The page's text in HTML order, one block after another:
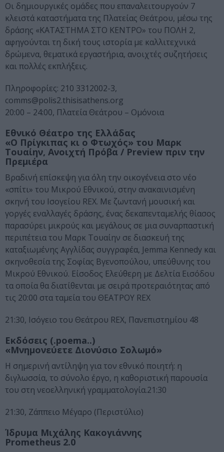
Οι δημιουργικές ομάδες που επαναλειτουργούν 7
κλειστά καταστήματα της Πλατείας Θεάτρου, μέσω της
δράσης «ΚΑΤΑΣΤΗΜΑ ΣΤΟ ΚΕΝΤΡΟ» του ΠΟΛΗ 2,
αφηγούνται τη δική τους ιστορία με καλλιτεχνικά
δρώμενα, θεματικά εργαστήρια, ανοιχτές συζητήσεις
και πολλές εκπλήξεις.
Πληροφορίες: 210 3312002-3,
comms@polis2.thisisathens.org
20:00 – 24:00, Πλατεία Θεάτρου – Ομόνοια
Εθνικό Θέατρο της Ελλάδας
«Ο Πρίγκιπας κι ο Φτωχός» του Μαρκ
Τουαίην, Ανοιχτή Πρόβα / Preview πριν την
Πρεμιέρα
Βραδινή επίσκεψη για όλη την οικογένεια στο νέο
«σπίτι» του Μικρού Εθνικού, στην ανακαινισμένη
σκηνή του Ισογείου REX. Με ζωντανή μουσική και
γοργές εναλλαγές δράσης, ένας δεκαπενταμελής θίασος
παρασύρει μικρούς και μεγάλους σε μια συναρπαστική
περιπέτεια του Μαρκ Τουαίην σε διασκευή της
καταξιωμένης Αγγλίδας συγγραφέα, Jemma Kennedy και
σκηνοθεσία της Σοφίας Βγενοπούλου, υπεύθυνης του
Μικρού Εθνικού. Είσοδος Ελεύθερη με Δελτία Εισόδου
τα οποία θα διατίθενται με σειρά προτεραιότητας από
τις 20:00 στα ταμεία του ΘΕΑΤΡΟΥ REX
21:30, Ισόγειο του Θεάτρου REX, Πανεπιστημίου 48
Εκδόσεις (.poema..)
«Μνημονεύετε Διονύσιο Σολωμό»
H σημερινή αντίληψη για τον εθνικό ποιητή: η
διγλωσσία, το σύνολο έργο, η καθοριστική παρουσία
του στη νεοελληνική γραμματολογία.21:30
21:30, Ζάππειο Μέγαρο (Περιστύλιο)
Ίδρυμα Μιχάλης Κακογιάννης
Prometheus 2.0